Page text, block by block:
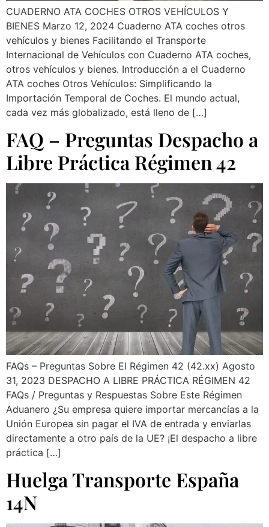
CUADERNO ATA COCHES OTROS VEHÍCULOS Y
BIENES Marzo 12, 2024 Cuaderno ATA coches otros
vehículos y bienes Facilitando el Transporte
Internacional de Vehículos con Cuaderno ATA coches,
otros vehículos y bienes. Introducción a el Cuaderno
ATA coches Otros Vehículos: Simplificando la
Importación Temporal de Coches. El mundo actual,
cada vez más globalizado, está lleno de […]
FAQ – Preguntas Despacho a
Libre Práctica Régimen 42
FAQs – Preguntas Sobre El Régimen 42 (42.xx) Agosto
31, 2023 DESPACHO A LIBRE PRÁCTICA RÉGIMEN 42
FAQs / Preguntas y Respuestas Sobre Este Régimen
Aduanero ¿Su empresa quiere importar mercancías a la
Unión Europea sin pagar el IVA de entrada y enviarlas
directamente a otro país de la UE? ¡El despacho a libre
práctica […]
Huelga Transporte España
14N